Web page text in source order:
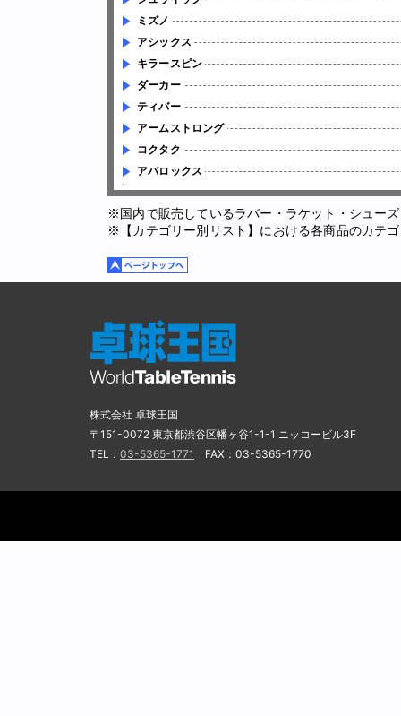
ミズノ
アシックス
キラースピン
ダーカー
ティバー
アームストロング
コクタク
アバロックス
※国内で販売しているラバー・ラケット・シュー
※【カテゴリー別リスト】における各商品のカテ
株式会社 卓球王国
〒151-0072 東京都渋谷区幡ヶ谷1-1-1 ニッコービル3F
TEL： 03-5365-1771 FAX：03-5365-1770